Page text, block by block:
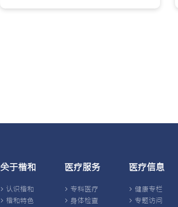
波了解膀胱状况、容量同健康程度，成员都
关于楷和
认识楷和
楷和特色
医疗服务
专科医疗
身体检查
医疗信息
健康专栏
专题访问